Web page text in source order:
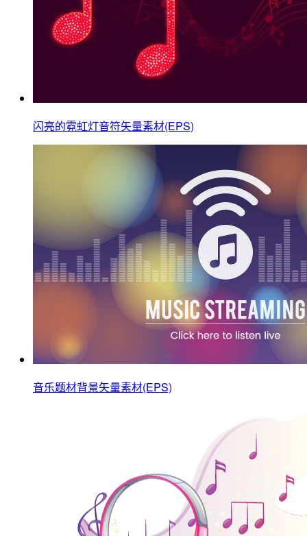
闪亮的霓虹灯音符矢量素材(EPS)
音乐题材背景矢量素材(EPS)